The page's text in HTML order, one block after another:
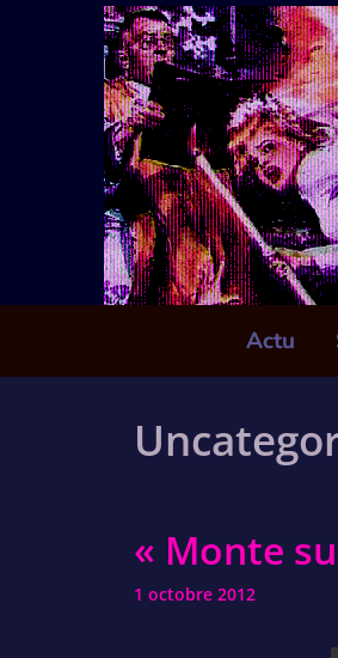
Actu
« Monte
1 octobre 2012